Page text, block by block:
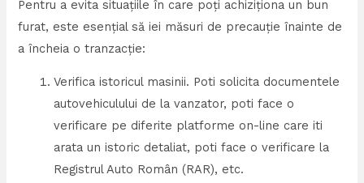
Pentru a evita situațiile în care poți achiziționa un bun
furat, este esențial să iei măsuri de precauție înainte de
a încheia o tranzacție:
Verifica istoricul masinii. Poti solicita documentele
autovehiculului de la vanzator, poti face o
verificare pe diferite platforme on-line care iti
arata un istoric detaliat, poti face o verificare la
Registrul Auto Român (RAR), etc.